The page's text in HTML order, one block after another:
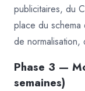
publicitaires, du
place du schema
de
Phase 3 —
semaines)